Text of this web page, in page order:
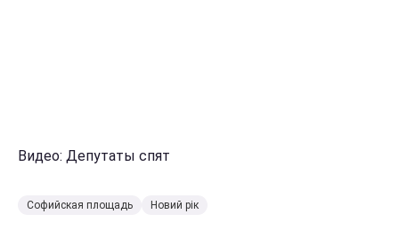
Видео: Депутаты спят
Софийская площадь Новий рік